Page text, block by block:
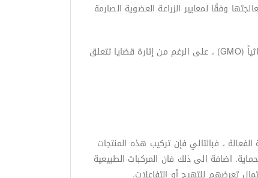
مكوناته (95٪ على الأقل) قد تمت زراعتها ومعالجتها وفقًا لمعايير الزراعة العضوية الصارمة
لا تسمح المعايير الزراعية العضوية بأي استخدام للمبيدات الصناعية أو الأسمدة الكيماوية أو طين المجاري أو الكائنات المعدلة وراثياً (GMO) ، على الرغم من إثارة قضايا تتعلق
، فبالتالي فإن تركيب هذه المنتجات
اضافة الى ذلك فان المركبات الطبيعية
تعرضهم للتهيج أو التفاعلات.